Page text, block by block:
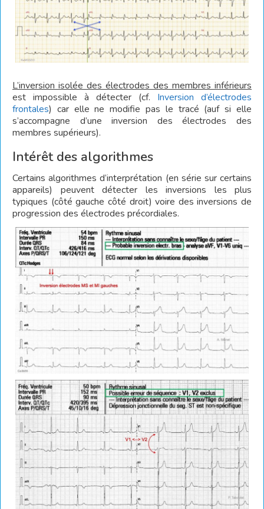
L’inversion isolée des électrodes des membres inférieurs
est impossible à détecter (cf. Inversion d’électrodes
frontales) car elle ne modifie pas le tracé (auf si elle
s’accompagne d’une inversion des électrodes des
membres supérieurs).
Intérêt des algorithmes
Certains algorithmes d’interprétation (en série sur certains
appareils) peuvent détecter les inversions les plus
typiques (côté gauche côté droit) voire des inversions de
progression des électrodes précordiales.